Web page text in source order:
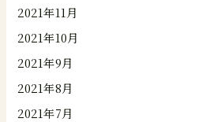
2021年11月
2021年10月
2021年9月
2021年8月
2021年7月